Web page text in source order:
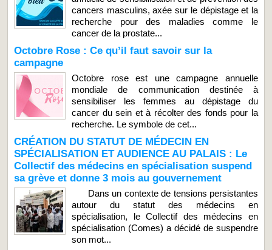
cancers masculins, axée sur le dépistage et la
recherche pour des maladies comme le
cancer de la prostate...
Octobre Rose : Ce qu’il faut savoir sur la
campagne
Octobre rose est une campagne annuelle
mondiale de communication destinée à
sensibiliser les femmes au dépistage du
cancer du sein et à récolter des fonds pour la
recherche. Le symbole de cet...
CRÉATION DU STATUT DE MÉDECIN EN
SPÉCIALISATION ET AUDIENCE AU PALAIS : Le
Collectif des médecins en spécialisation suspend
sa grève et donne 3 mois au gouvernement
Dans un contexte de tensions persistantes
autour du statut des médecins en
spécialisation, le Collectif des médecins en
spécialisation (Comes) a décidé de suspendre
son mot...